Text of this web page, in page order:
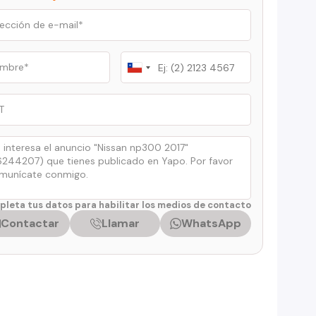
Chile
+56
tus datos para habilitar los medios de contacto
Contactar Llamar WhatsApp